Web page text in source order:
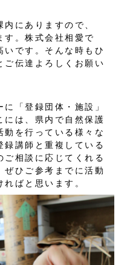
にありますので、
す。株式会社相愛で
です。そんな時もひ
ご伝達よろしくお願い
「登録団体・施設」
には、県内で自然保護
を行っている様々な
録講師と重複している
ご相談に応じてくれる
ひご参考までに活動
ばと思います。